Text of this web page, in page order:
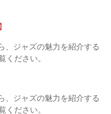
、ジャズの魅力を紹介する
ください。
、ジャズの魅力を紹介する
ください。